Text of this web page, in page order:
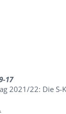
17
2021/22: Die S-